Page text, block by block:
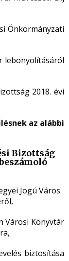
2018. évi
az alábbi
Bizottság
Jogú Város
Könyvtár
biztosítása